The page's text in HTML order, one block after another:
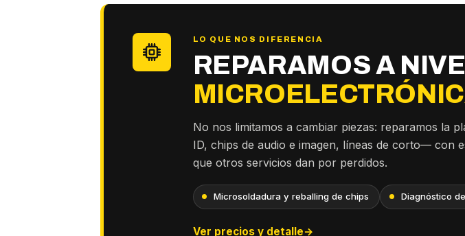
LO QUE NOS DIFERENCIA
REPARAMOS A
No nos limitamos a cambiar piezas: reparamos la
ID, chips de audio e imagen, líneas de corto— con
que otros servicios dan por perdidos.
Microsoldadura y reballing de chips Diagnóstico
Ver precios y detalle→